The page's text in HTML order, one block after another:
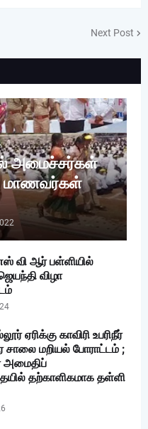
Next Post
அமைச்சர்கள்
மாணவர்கள்
வி ஆர் பள்ளியில்
விழா
ஏரிக்கு காவிரி உபரிநீர்
மறியல் போராட்டம் ;
அமைதிப்
தற்காளிகமாக தள்ளி